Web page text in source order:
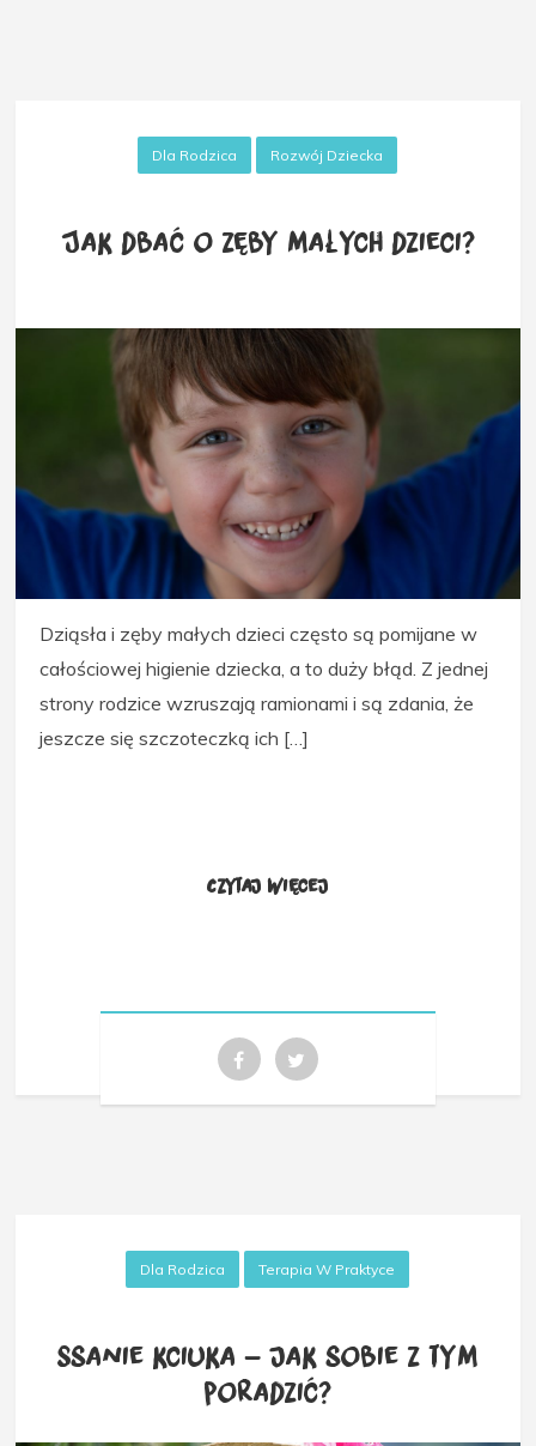
Dla Rodzica Rozwój Dziecka
Jak dbać o zęby małych dzieci?
Dziąsła i zęby małych dzieci często są pomijane w
całościowej higienie dziecka, a to duży błąd. Z jednej
strony rodzice wzruszają ramionami i są zdania, że
jeszcze się szczoteczką ich […]
Czytaj więcej
Dla Rodzica Terapia W Praktyce
Ssanie kciuka – jak sobie z tym
poradzić?